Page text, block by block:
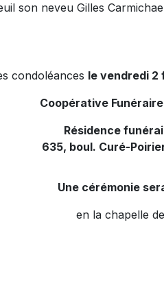
son neveu Gilles
condoléances le vendredi 2
Coopérative
Résidence
635, boul. Curé-
Une cérémonie
en la chapelle